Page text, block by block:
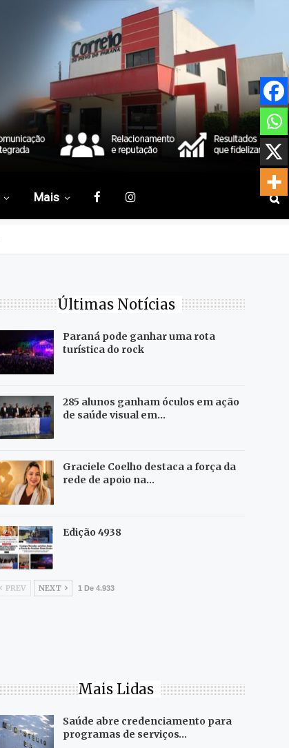
Mais
Últimas Notícias
Paraná pode ganhar uma rota
turística do rock
285 alunos ganham óculos em ação
de saúde visual em…
Graciele Coelho destaca a força da
rede de apoio na…
Edição 4938
PREV NEXT 1 De 4.933
Mais Lidas
Saúde abre credenciamento para
programas de serviços…